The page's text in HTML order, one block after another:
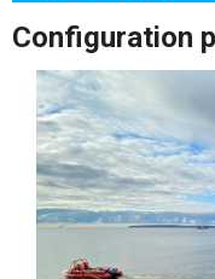
Қазақстан -
Узбекистан -
Configuration